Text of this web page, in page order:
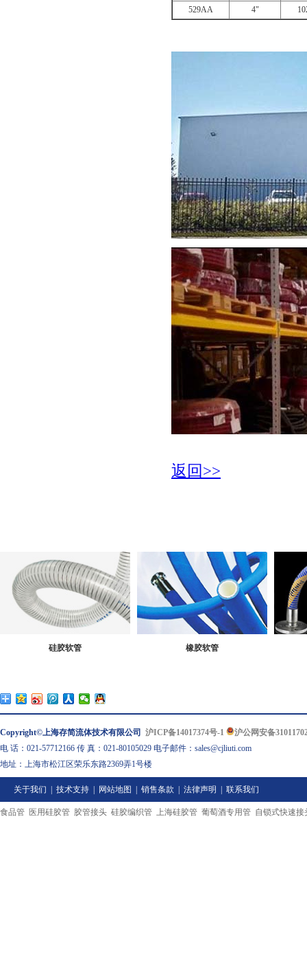
529AA
4"
返回>>
硅胶软管 橡胶软管
Copyright©上海存简流体技术有限公司 沪ICP备14017374号-1
沪公网安备
电 话：021-57712166 传 真：021-80105029 电子邮件：sales@cjliuti.com
地址：上海市松江区荣乐东路2369弄1号楼
关于我们 技术支持 网站地图 销售条款 法律声明 联系我们
食品管 医用硅胶管 胶管接头 硅胶编织管 上海硅胶管 葡萄酒专用管 自锁式快速接